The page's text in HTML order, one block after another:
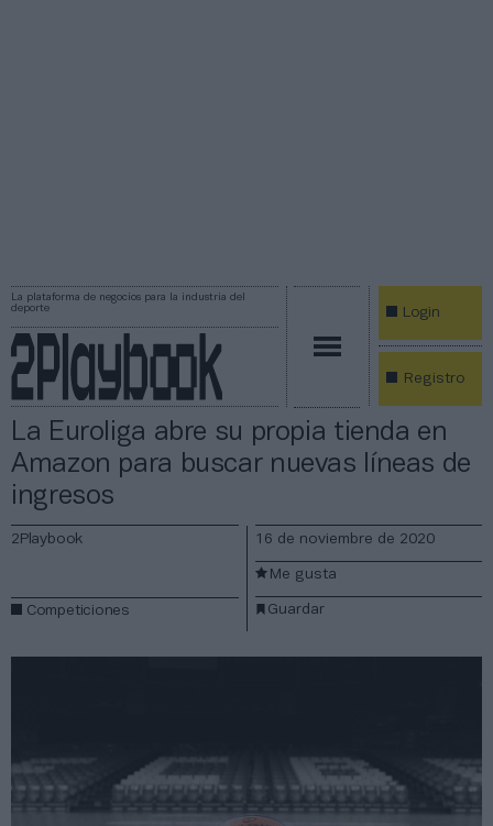
La plataforma de negocios para la industria del
deporte
Login
Registro
La Euroliga abre su propia tienda en
Amazon para buscar nuevas líneas de
ingresos
2Playbook
Competiciones
16 de noviembre de 2020
Guardar
Me gusta